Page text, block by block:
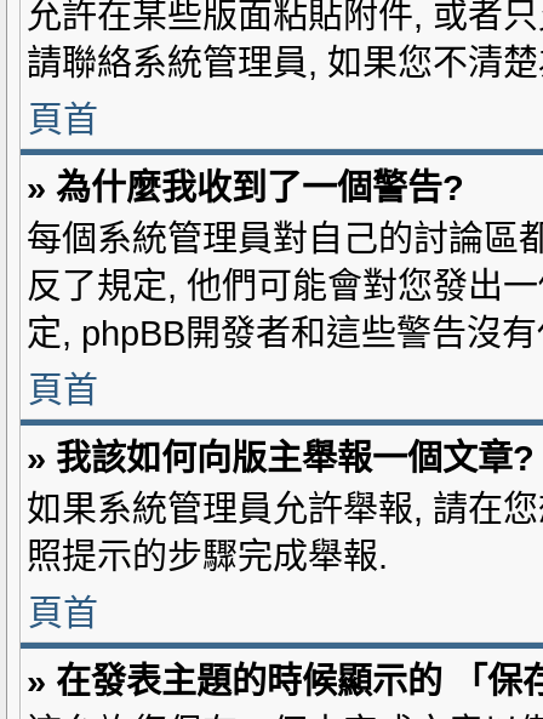
允許在某些版面粘貼附件, 或者
請聯絡系統管理員, 如果您不清
頁首
» 為什麼我收到了一個警告?
每個系統管理員對自己的討論區
反了規定, 他們可能會對您發出
定, phpBB開發者和這些警告沒
頁首
» 我該如何向版主舉報一個文章?
如果系統管理員允許舉報, 請在
照提示的步驟完成舉報.
頁首
» 在發表主題的時候顯示的 「保